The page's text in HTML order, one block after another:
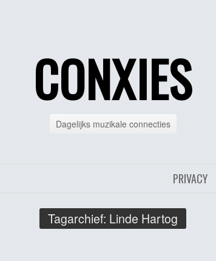
CONXIES
Dagelijks muzikale connecties
PRIVACY
Tagarchief: Linde Hartog